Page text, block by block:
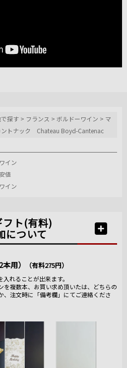
探す > フランス >ボルドーワイン > マ
ントナック Chateau Boyd-Cantenac
イン
値
イン
フト(有料)
について
用） （有料275円）
れることが出来ます。
複数本、お買い求め頂いたは、どちらの
、注文時に「備考欄」にてご連絡くださ